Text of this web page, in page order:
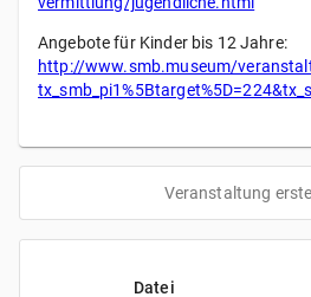
Angebote für Kinder bis 12 Jahre:
http://www.smb.museum/
Veranstaltung
Datei